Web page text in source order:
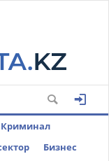
Криминал
Бизнес